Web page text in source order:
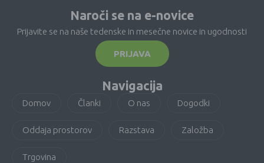
Naroči se na e-novice
Prijavite se na naše tedenske in mesečne novice in ugodnosti
PRIJAVA
Navigacija
Domov Članki O nas Dogodki
Oddaja prostorov Razstava Založba
Trgovina